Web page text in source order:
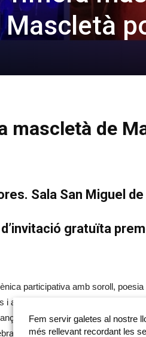
mascletà de
Sala San Miguel
gratuïta
participativa amb soroll, poesia
altres elements pirotècnics
les paraules, els sons, el
artística.
Fem servir galetes al nostre
més rellevant recordant les